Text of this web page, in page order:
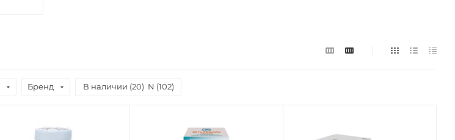
Бренд В наличии (20) N (102)